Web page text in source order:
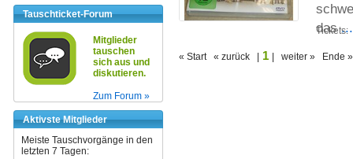
Tauschticket-Forum
Mitglieder
tauschen
sich aus und
diskutieren.
Zum Forum »
Aktivste Mitglieder
Meiste Tauschvorgänge in den
letzten 7 Tagen:
das
Tickets:
« Start « zurück | 1 | weiter » Ende »